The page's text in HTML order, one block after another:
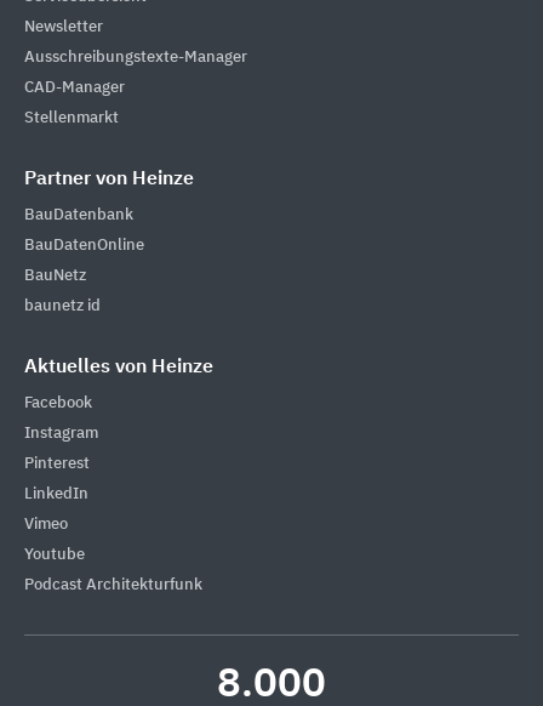
Newsletter
Ausschreibungstexte-Manager
CAD-Manager
Stellenmarkt
Partner von Heinze
BauDatenbank
BauDatenOnline
BauNetz
baunetz id
Aktuelles von Heinze
Facebook
Instagram
Pinterest
LinkedIn
Vimeo
Youtube
Podcast Architekturfunk
8.000